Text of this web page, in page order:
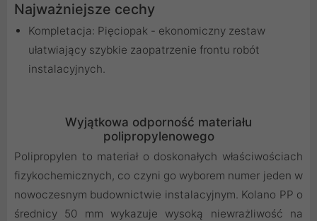
Najważniejsze cechy
Kompletacja: Pięciopak - ekonomiczny zestaw
ułatwiający szybkie zaopatrzenie frontu robót
instalacyjnych.
Wyjątkowa odporność materiału
polipropylenowego
Polipropylen to materiał o doskonałych właściwościach
fizykochemicznych, co czyni go wyborem numer jeden w
nowoczesnym budownictwie instalacyjnym. Kolano PP o
średnicy 50 mm wykazuje wysoką niewrażliwość na